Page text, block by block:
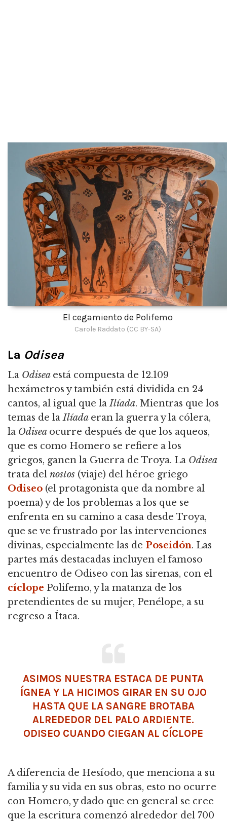
El cegamiento de Polifemo
Carole Raddato (CC BY-SA)
La Odisea
La Odisea está compuesta de 12.109
hexámetros y también está dividida en 24
cantos, al igual que laIlíada. Mientras que los
temas de laIlíada eran la guerra y la cólera,
la Odisea ocurre después de que los aqueos,
que es como Homero se refiere a los
griegos, ganen la Guerra de Troya. La Odisea
trata del nostos (viaje) del héroe griego
Odiseo (el protagonista que da nombre al
poema) y de los problemas a los que se
enfrenta en su camino a casa desde Troya,
que se ve frustrado por las intervenciones
divinas, especialmente las de Poseidón. Las
partes más destacadas incluyen el famoso
encuentro de Odiseo con las sirenas, con el
cíclope Polifemo, y la matanza de los
pretendientes de su mujer, Penélope, a su
regreso a Ítaca.
ASIMOS NUESTRA ESTACA DE PUNTA
ÍGNEA Y LA HICIMOS GIRAR EN SU OJO
HASTA QUE LA SANGRE BROTABA
ALREDEDOR DEL PALO ARDIENTE.
ODISEO CUANDO CIEGAN AL CÍCLOPE
A diferencia de Hesíodo, que menciona a su
familia y su vida en sus obras, esto no ocurre
con Homero, y dado que en general se cree
que la escritura comenzó alrededor del 700